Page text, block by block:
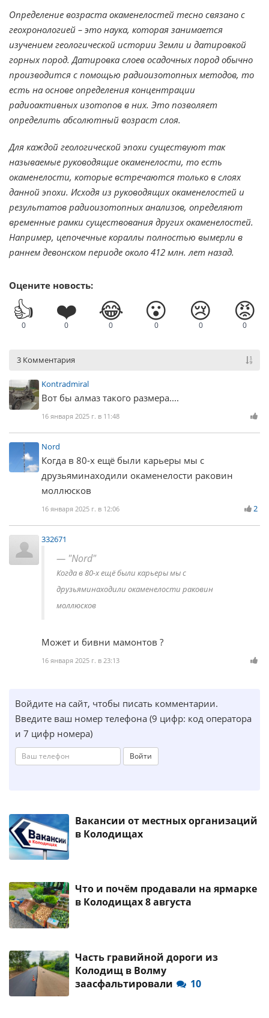
Определение возраста окаменелостей тесно связано с
геохронологией – это наука, которая занимается
изучением геологической истории Земли и датировкой
горных пород. Датировка слоев осадочных пород обычно
производится с помощью радиоизотопных методов, то
есть на основе определения концентрации
радиоактивных изотопов в них. Это позволяет
определить абсолютный возраст слоя.
Для каждой геологической эпохи существуют так
называемые руководящие окаменелости, то есть
окаменелости, которые встречаются только в слоях
данной эпохи. Исходя из руководящих окаменелостей и
результатов радиоизотопных анализов, определяют
временные рамки существования других окаменелостей.
Например, цепочечные кораллы полностью вымерли в
раннем девонском периоде около 412 млн. лет назад.
Оцените новость:
👍
0
❤️
0
😂
0
😮
0
😢
0
😡
0
3 Комментария
Kontradmiral
Вот бы алмаз такого размера....
16 января 2025 г. в 11:48
Nord
Когда в 80-х ещё были карьеры мы с
друзьяминаходили окаменелости раковин
моллюсков
16 января 2025 г. в 12:06 2
332671
"Nord"
Когда в 80-х ещё были карьеры мы с
друзьяминаходили окаменелости раковин
моллюсков
Может и бивни мамонтов ?
16 января 2025 г. в 23:13
Войдите на сайт, чтобы писать комментарии.
Введите ваш номер телефона (9 цифр: код оператора
и 7 цифр номера)
Войти
Вакансии от местных организаций
в Колодищах
Что и почём продавали на ярмарке
в Колодищах 8 августа
Часть гравийной дороги из
Колодищ в Волму
заасфальтировали
10